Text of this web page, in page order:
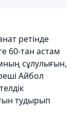
ретінде
60-тан астам
сұлулығын,
Айбол
тудырып